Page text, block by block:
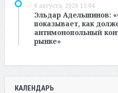
6 августа, 2026 15:04
Эльдар Адельшинов:
показывает, как
антимонопольный
рынке»
КАЛЕНДАРЬ